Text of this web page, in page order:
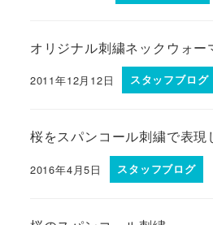
オリジナル刺繍ネックウォ
2011年12月12日 スタッフブログ
桜をスパンコール刺繍で表現
2016年4月5日 スタッフブログ